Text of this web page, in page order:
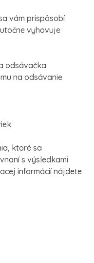
vám prispôsobí
vyhovuje
odsávačka
na odsávanie
ktoré sa
s výsledkami
informácií nájdete